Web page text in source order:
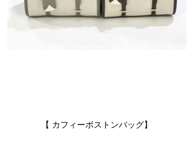
【 カフィーボストンバッグ】